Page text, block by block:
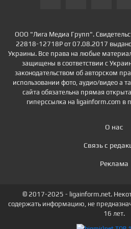
ООО "Лига Медиа Групп".
22818-12718Р от 07.08.2017
Украины. Все права на любые
защищены в соответствии с
законодательством об авторском
использовании фото, аудио/видео а
сайта обязательна прямая
гиперссылка на ligainform.com в
О нас
Связь с
Реклама
© 2017-2025 - ligainform.net.
содержать информацию, не
16 лет.